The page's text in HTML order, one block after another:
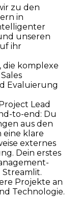
zu den
in
unseren
ihr
die komplexe
Evaluierung
Lead
to-end: Du
aus den
eine klare
externes
Dein erstes
Projekte an
Technologie.